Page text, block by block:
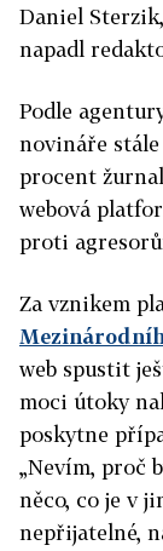
Daniel
napadl
Podle
novináře
procent
webová
proti
Za vznikem
web spustit
moci útoky
poskytne
„Nevím, proč
něco, co je v
nepřijatelné,